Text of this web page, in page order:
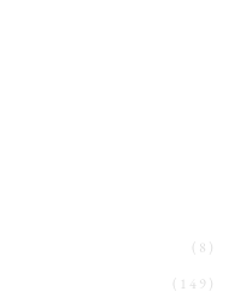
(8)
(149)